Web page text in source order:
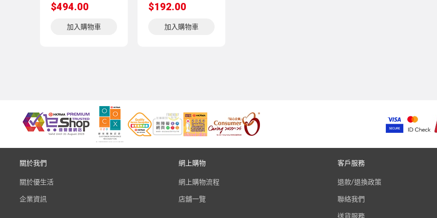
$494.00
加入購物車
$192.00
加入購物車
關於我們
關於優生活
企業資訊
網上購物
網上購物流程
店舖一覽
客戶服務
退款/退換政策
聯絡我們
送貨服務